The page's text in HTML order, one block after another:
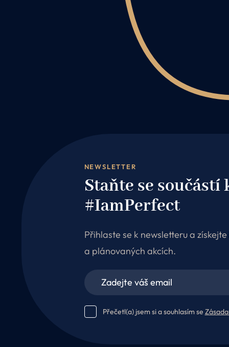
NEWSLETTER
Staňte se
#IamPerfect
Přihlaste se k newsletteru a
a plánovaných akcích.
Přečetl(a) jsem si a souhlasím se